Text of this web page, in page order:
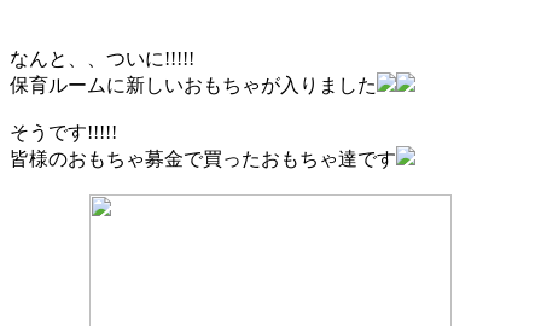
なんと、、ついに!!!!!
保育ルームに新しいおもちゃが入りました
そうです!!!!!
皆様のおもちゃ募金で買ったおもちゃ達です